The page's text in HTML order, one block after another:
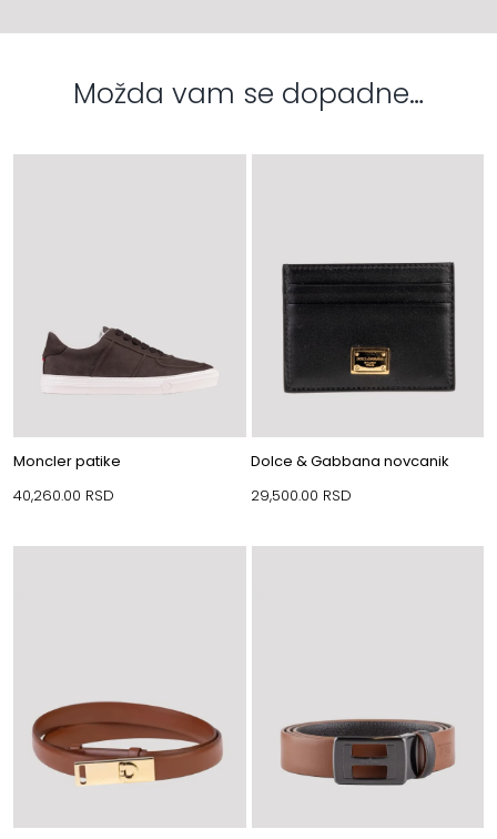
Možda vam se dopadne…
Moncler patike
40,260.00 RSD
Dolce & Gabbana novcanik
29,500.00 RSD